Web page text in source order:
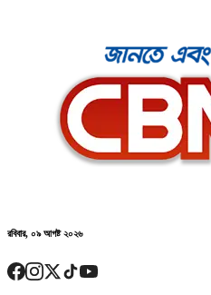
রবিবার, ০৯ আগষ্ট ২০২৬